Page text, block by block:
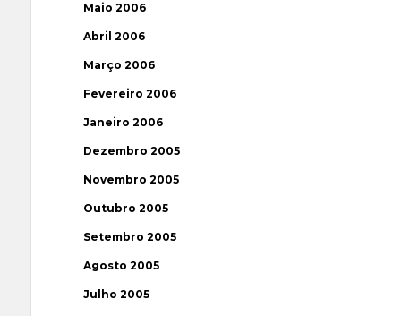
Maio 2006
Abril 2006
Março 2006
Fevereiro 2006
Janeiro 2006
Dezembro 2005
Novembro 2005
Outubro 2005
Setembro 2005
Agosto 2005
Julho 2005